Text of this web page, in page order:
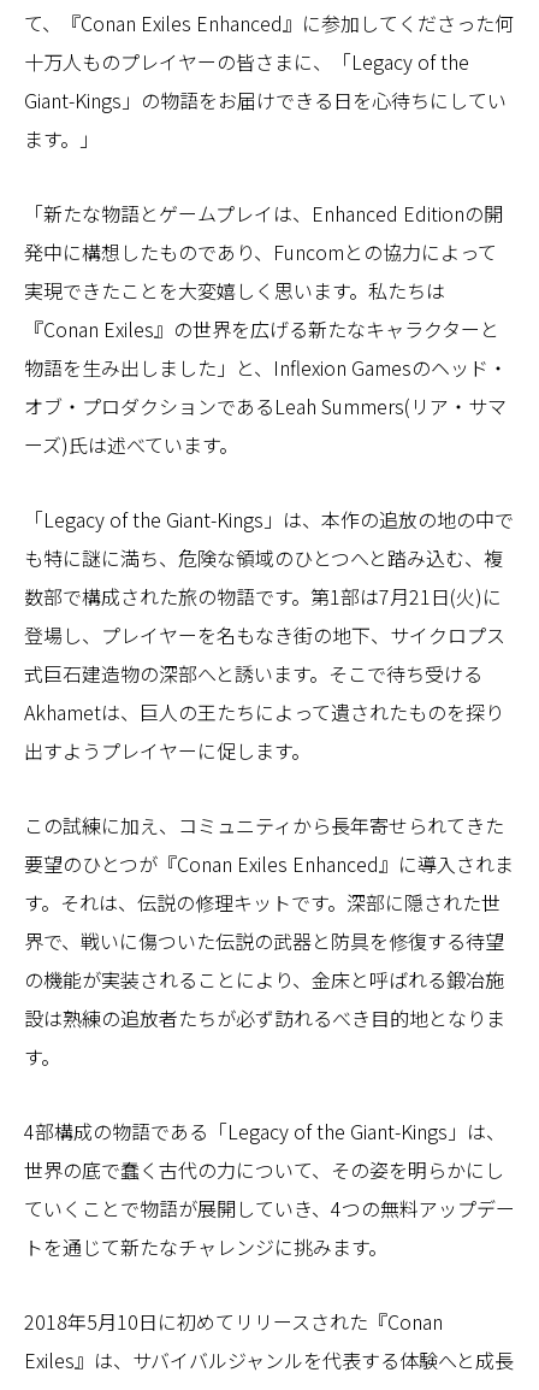
て、『Conan Exiles Enhanced』に参加してくださった何
十万人ものプレイヤーの皆さまに、「Legacy of the
Giant-Kings」の物語をお届けできる日を心待ちにしてい
ます。」
「新たな物語とゲームプレイは、Enhanced Editionの開
発中に構想したものであり、Funcomとの協力によって
実現できたことを大変嬉しく思います。私たちは
『Conan Exiles』の世界を広げる新たなキャラクターと
物語を生み出しました」と、Inflexion Gamesのヘッド・
オブ・プロダクションであるLeah Summers(リア・サマ
ーズ)氏は述べています。
「Legacy of the Giant-Kings」は、本作の追放の地の中で
も特に謎に満ち、危険な領域のひとつへと踏み込む、複
数部で構成された旅の物語です。第1部は7月21日(火)に
登場し、プレイヤーを名もなき街の地下、サイクロプス
式巨石建造物の深部へと誘います。そこで待ち受ける
Akhametは、巨人の王たちによって遺されたものを探り
出すようプレイヤーに促します。
この試練に加え、コミュニティから長年寄せられてきた
要望のひとつが『Conan Exiles Enhanced』に導入されま
す。それは、伝説の修理キットです。深部に隠された世
界で、戦いに傷ついた伝説の武器と防具を修復する待望
の機能が実装されることにより、金床と呼ばれる鍛冶施
設は熟練の追放者たちが必ず訪れるべき目的地となりま
す。
4部構成の物語である「Legacy of the Giant-Kings」は、
世界の底で蠢く古代の力について、その姿を明らかにし
ていくことで物語が展開していき、4つの無料アップデー
トを通じて新たなチャレンジに挑みます。
2018年5月10日に初めてリリースされた『Conan
Exiles』は、サバイバルジャンルを代表する体験へと成長